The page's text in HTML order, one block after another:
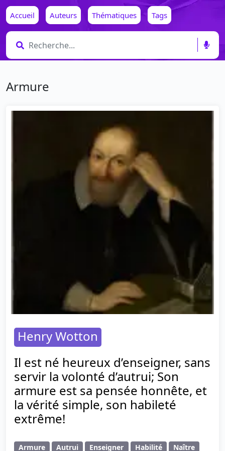
Accueil Auteurs Thématiques Tags
Armure
Henry Wotton
Il est né heureux d’enseigner, sans
servir la volonté d’autrui; Son
armure est sa pensée honnête, et
la vérité simple, son habileté
extrême!
Armure Autrui Enseigner Habilité Naître